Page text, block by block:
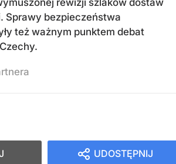
Sprawy bezpieczeństwa
też ważnym punktem debat
UDOSTĘPNIJ